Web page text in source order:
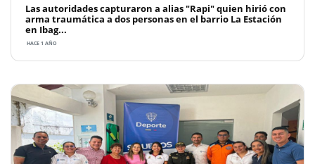
Las autoridades capturaron a alias "Rapi" quien hirió con
arma traumática a dos personas en el barrio La Estación
en Ibag...
HACE 1 AÑO